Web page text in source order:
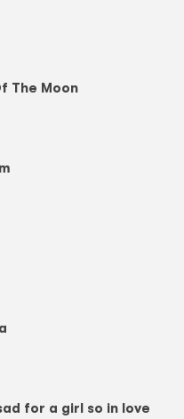
The Moon
for a girl so in love